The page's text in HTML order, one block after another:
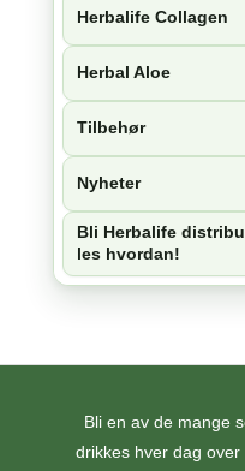
Herbalife Collagen
Herbal Aloe
Tilbehør
Nyheter
Bli Herbalife
les hvordan!
Bli en av de mange
drikkes hver dag